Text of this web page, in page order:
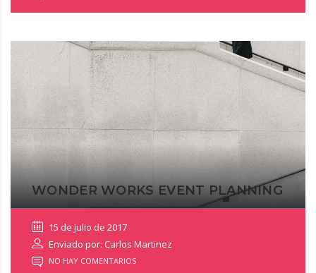
WONDER WORKS EVENT PLANNING
15 de julio de 2017
Enviado por: Carlos Martinez
NO HAY COMENTARIOS